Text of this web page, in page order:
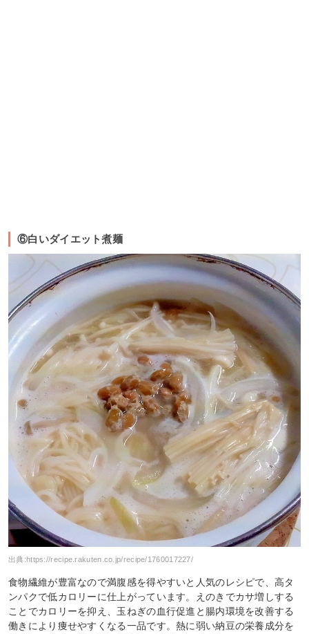
⑥白いダイエット煮麺
出典: https://recipe.rakuten.co.jp/recipe/1760017227/
食物繊維が豊富なので満腹感を得やすいと人気のレシピで、高タ
ンパクで低カロリーに仕上がっています。えのきでカサ増しする
ことでカロリーを抑え、玉ねぎの血行促進と腸内環境を改善する
働きにより痩せやすくなる一品です。熱に弱い納豆の栄養成分を